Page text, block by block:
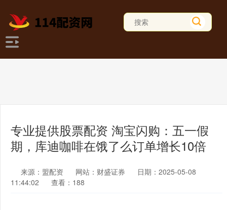
专业提供股票配资 淘宝闪购：五一假
期，库迪咖啡在饿了么订单增长10倍
来源：盟配资 网站：财盛证券
日期：2025-05-08
11:44:02
查看：188